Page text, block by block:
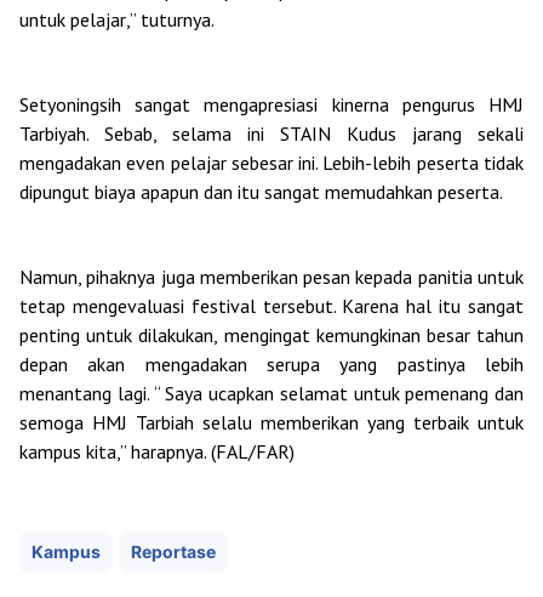
untuk pelajar,” tuturnya.
Setyoningsih sangat mengapresiasi kinerna pengurus HMJ
Tarbiyah. Sebab, selama ini STAIN Kudus jarang sekali
mengadakan even pelajar sebesar ini. Lebih-lebih peserta tidak
dipungut biaya apapun dan itu sangat memudahkan peserta.
Namun, pihaknya juga memberikan pesan kepada panitia untuk
tetap mengevaluasi festival tersebut. Karena hal itu sangat
penting untuk dilakukan, mengingat kemungkinan besar tahun
depan akan mengadakan serupa yang pastinya lebih
menantang lagi. “ Saya ucapkan selamat untuk pemenang dan
semoga HMJ Tarbiah selalu memberikan yang terbaik untuk
kampus kita,” harapnya. (FAL/FAR)
Kampus Reportase